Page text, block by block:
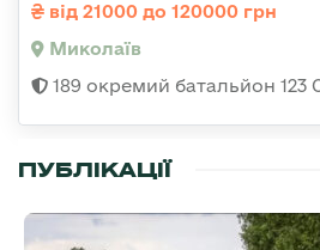
від 21000 до 120000 грн
Миколаїв
189 окремий батальйон 123
ПУБЛІКАЦІЇ